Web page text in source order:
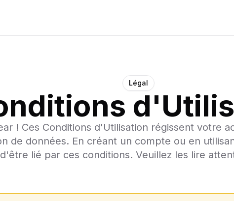
Légal
! Ces Conditions d'Utilisation régissent votre
de données. En créant un compte ou en
d'être lié par ces conditions. Veuillez les lire